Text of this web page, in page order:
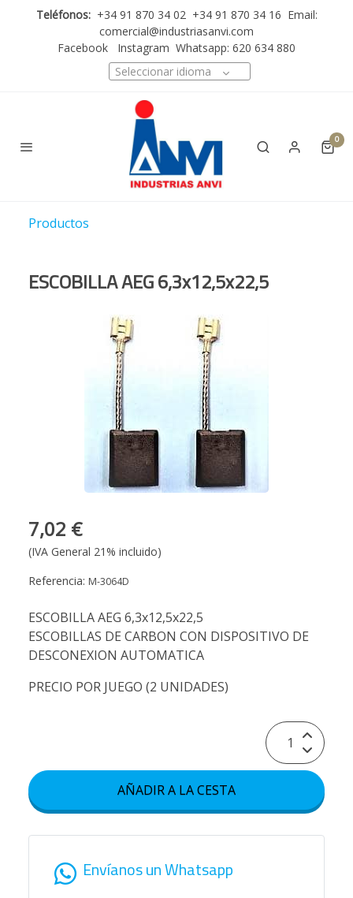
Teléfonos: +34 91 870 34 02 +34 91 870 34 16 Email:
comercial@industriasanvi.com
Facebook
Instagram Whatsapp: 620 634 880
Seleccionar idioma
0
Productos
ESCOBILLA AEG 6,3x12,5x22,5
7,02 €
(IVA General 21% incluido)
Referencia: M-3064D
ESCOBILLA AEG 6,3x12,5x22,5
ESCOBILLAS DE CARBON CON DISPOSITIVO DE
DESCONEXION AUTOMATICA
PRECIO POR JUEGO (2 UNIDADES)
AÑADIR A LA CESTA
Envíanos un Whatsapp